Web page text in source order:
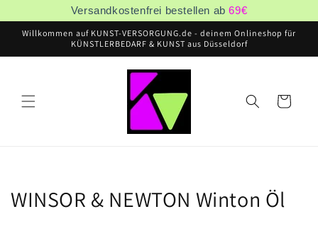
Versandkostenfrei bestellen ab69€
directamente
al contenido
Willkommen auf KUNST-VERSORGUNG.de - deinem Onlineshop für
KÜNSTLERBEDARF & KUNST aus Düsseldorf
Carrito
C
WINSOR & NEWTON Winton Öl